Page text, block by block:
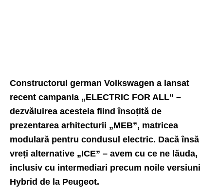
Constructorul german Volkswagen a lansat
recent campania „ELECTRIC FOR ALL” –
dezvăluirea acesteia fiind însoțită de
prezentarea arhitecturii „MEB”, matricea
modulară pentru condusul electric. Dacă însă
vreți alternative „ICE” – avem cu ce ne lăuda,
inclusiv cu intermediari precum noile versiuni
Hybrid de la Peugeot.